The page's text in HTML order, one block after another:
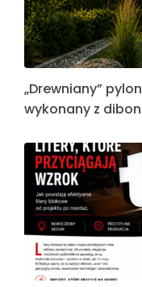
„Drewniany”
wykonany z